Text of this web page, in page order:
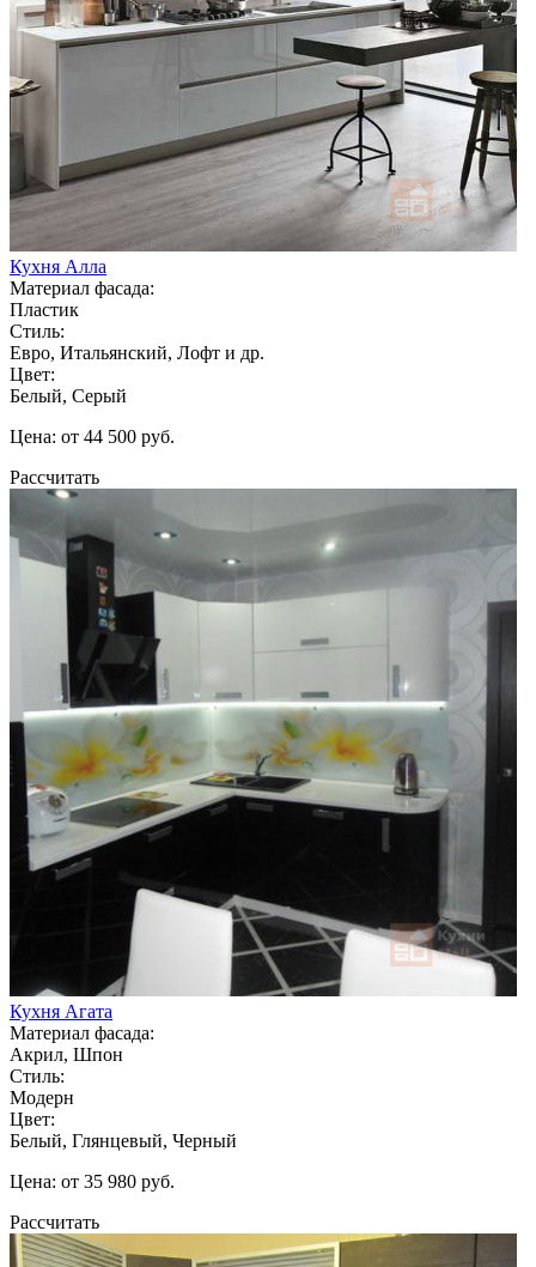
Кухня Алла
Материал фасада:
Пластик
Стиль:
Евро, Итальянский, Лофт и др.
Цвет:
Белый, Серый
Цена: от 44 500 руб.
Рассчитать
Кухня Агата
Материал фасада:
Акрил, Шпон
Стиль:
Модерн
Цвет:
Белый, Глянцевый, Черный
Цена: от 35 980 руб.
Рассчитать